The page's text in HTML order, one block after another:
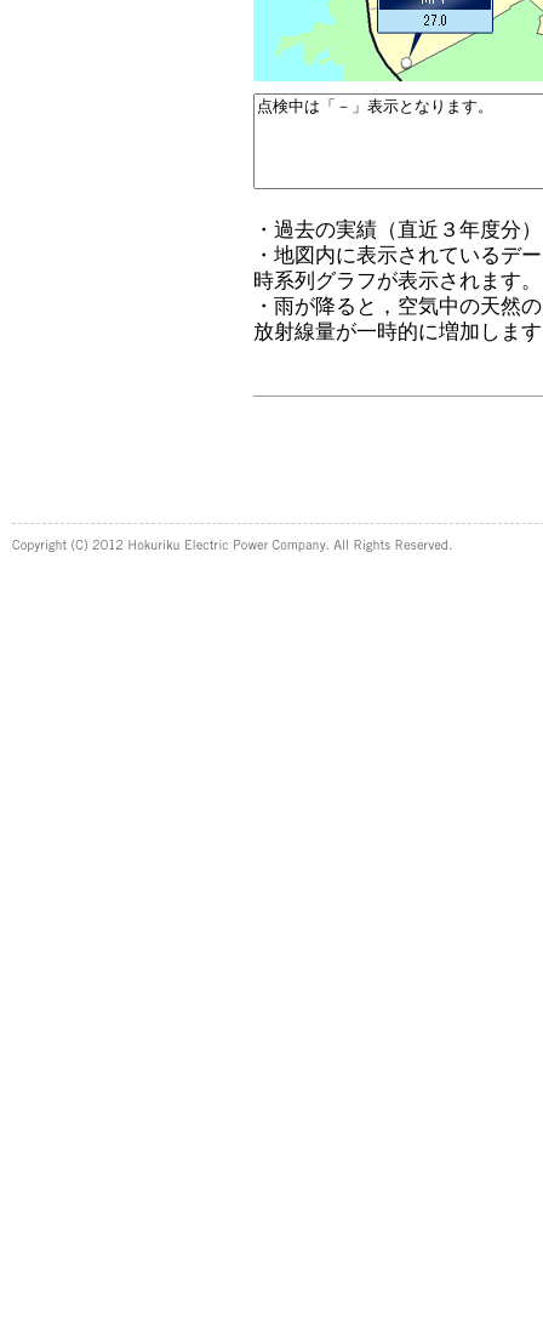
・過去の実績（直近３年度分
・地図内に表示されているデ
時系列グラフが表示されます。
・雨が降ると，空気中の天然
放射線量が一時的に増加しま